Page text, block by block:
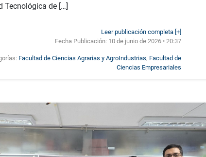
Tecnológica de […]
Leer publicación completa [+]
Fecha Publicación: 10 de junio de 2026 • 20:37
Facultad de Ciencias Agrarias y AgroIndustrias, Facultad de
Ciencias Empresariales